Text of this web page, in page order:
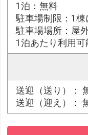
1泊：無料
駐車場制限：1
駐車場場所：屋
1泊あたり利用可
送迎（送り）：
送迎（迎え）：